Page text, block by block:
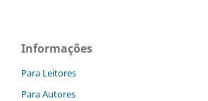
Informações
Para Leitores
Para Autores